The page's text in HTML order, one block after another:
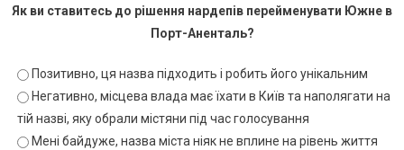
Як ви ставитесь до рішення нардепів перейменувати Южне в
Порт-Аненталь?
Позитивно, ця назва підходить і робить його унікальним
Негативно, місцева влада має їхати в Київ та наполягати на
тій назві, яку обрали містяни під час голосування
Мені байдуже, назва міста ніяк не вплине на рівень життя